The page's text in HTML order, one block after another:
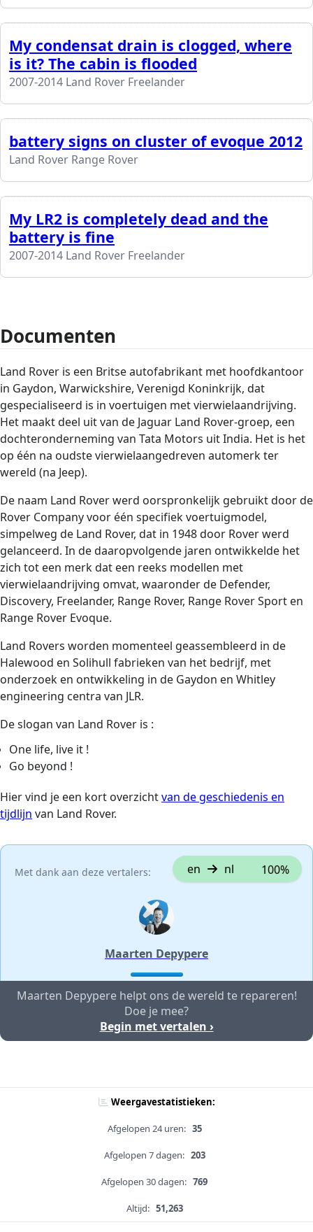
My condensat drain is clogged, where
is it? The cabin is flooded
2007-2014 Land Rover Freelander
battery signs on cluster of evoque 2012
Land Rover Range Rover
My LR2 is completely dead and the
battery is fine
2007-2014 Land Rover Freelander
Documenten
Land Rover is een Britse autofabrikant met hoofdkantoor
in Gaydon, Warwickshire, Verenigd Koninkrijk, dat
gespecialiseerd is in voertuigen met vierwielaandrijving.
Het maakt deel uit van de Jaguar Land Rover-groep, een
dochteronderneming van Tata Motors uit India. Het is het
op één na oudste vierwielaangedreven automerk ter
wereld (na Jeep).
De naam Land Rover werd oorspronkelijk gebruikt door de
Rover Company voor één specifiek voertuigmodel,
simpelweg de Land Rover, dat in 1948 door Rover werd
gelanceerd. In de daaropvolgende jaren ontwikkelde het
zich tot een merk dat een reeks modellen met
vierwielaandrijving omvat, waaronder de Defender,
Discovery, Freelander, Range Rover, Range Rover Sport en
Range Rover Evoque.
Land Rovers worden momenteel geassembleerd in de
Halewood en Solihull fabrieken van het bedrijf, met
onderzoek en ontwikkeling in de Gaydon en Whitley
engineering centra van JLR.
De slogan van Land Rover is :
One life, live it !
Go beyond !
Hier vind je een kort overzichtvan de geschiedenis en
tijdlijn van Land Rover.
Met dank aan deze vertalers: en nl 100%
Maarten Depypere
Maarten Depypere helpt ons de wereld te repareren!
Doe je mee?
Begin met vertalen ›
Weergavestatistieken:
Afgelopen 24 uren: 35
Afgelopen 7 dagen: 203
Afgelopen 30 dagen: 769
Altijd: 51,263